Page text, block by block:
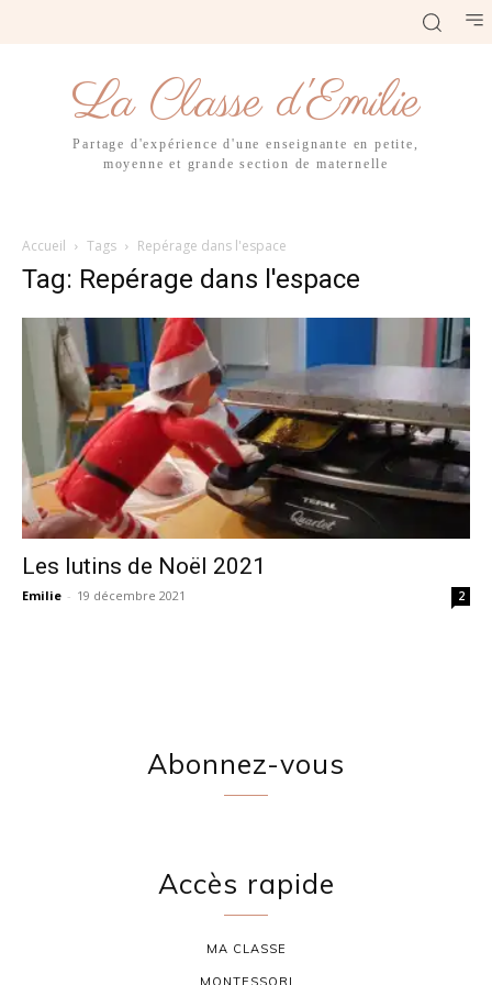
La Classe d'Emilie
Partage d'expérience d'une enseignante en petite,
moyenne et grande section de maternelle
Accueil Tags Repérage dans l'espace
Tag: Repérage dans l'espace
Les lutins de Noël 2021
Emilie - 19 décembre 2021 2
Abonnez-vous
Accès rapide
MA CLASSE